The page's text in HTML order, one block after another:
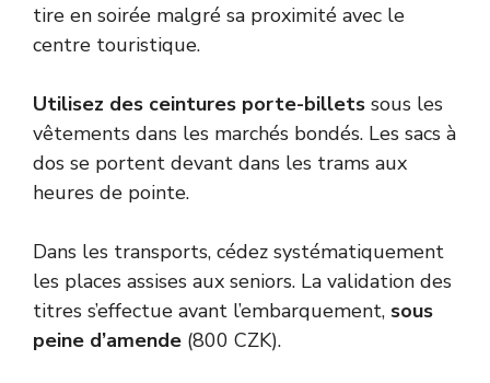
tire en soirée malgré sa proximité avec le
centre touristique.
Utilisez des ceintures porte-billets sous les
vêtements dans les marchés bondés. Les sacs à
dos se portent devant dans les trams aux
heures de pointe.
Dans les transports, cédez systématiquement
les places assises aux seniors. La validation des
titres s’effectue avant l’embarquement, sous
peine d’amende (800 CZK).